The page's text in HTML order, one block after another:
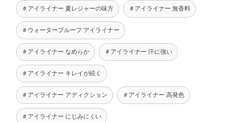
＃アイライナー 夏レジャーの味方 ＃アイライナー 無香料
＃ウォータープルーフ アイライナー
＃アイライナー なめらか ＃アイライナー 汗に強い
＃アイライナー キレイが続く
＃アイライナー アディクション ＃アイライナー 高発色
＃アイライナー にじみにくい